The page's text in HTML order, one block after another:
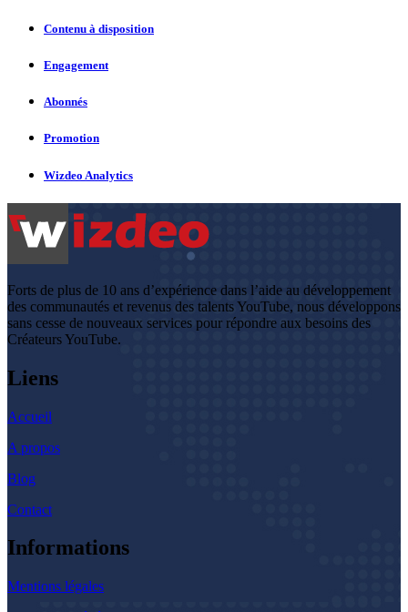
Contenu à disposition
Engagement
Abonnés
Promotion
Wizdeo Analytics
Forts de plus de 10 ans d’expérience dans l’aide au développement
des communautés et revenus des talents YouTube, nous développons
sans cesse de nouveaux services pour répondre aux besoins des
Créateurs YouTube.
Liens
Accueil
A propos
Blog
Contact
Informations
Mentions légales